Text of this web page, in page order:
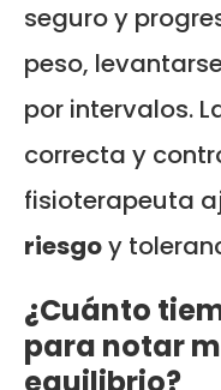
seguro y
peso,
por intervalos.
correcta y
fisioterapeuta
riesgoy
¿Cuánto
para notar